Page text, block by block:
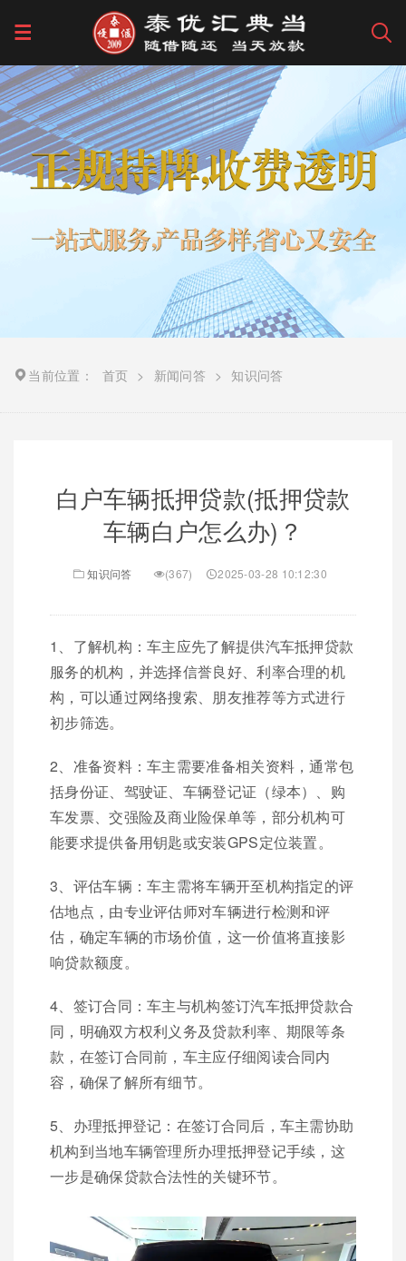
当前位置： 首页 > 新闻问答 > 知识问答
白户车辆抵押贷款(抵押贷款
车辆白户怎么办)？
知识问答 (367) 2025-03-28 10:12:30
1、了解机构：车主应先了解提供汽车抵押贷款
服务的机构，并选择信誉良好、利率合理的机
构，可以通过网络搜索、朋友推荐等方式进行
初步筛选。
2、准备资料：车主需要准备相关资料，通常包
括身份证、驾驶证、车辆登记证（绿本）、购
车发票、交强险及商业险保单等，部分机构可
能要求提供备用钥匙或安装GPS定位装置。
3、评估车辆：车主需将车辆开至机构指定的评
估地点，由专业评估师对车辆进行检测和评
估，确定车辆的市场价值，这一价值将直接影
响贷款额度。
4、签订合同：车主与机构签订汽车抵押贷款合
同，明确双方权利义务及贷款利率、期限等条
款，在签订合同前，车主应仔细阅读合同内
容，确保了解所有细节。
5、办理抵押登记：在签订合同后，车主需协助
机构到当地车辆管理所办理抵押登记手续，这
一步是确保贷款合法性的关键环节。